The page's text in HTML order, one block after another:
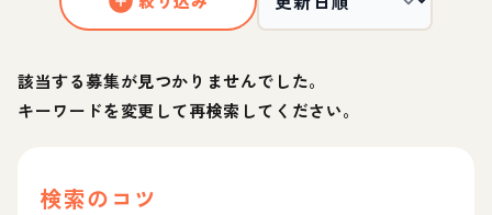
該当する募集が見つかりませんでした。
キーワードを変更して再検索してください。
検索のコツ